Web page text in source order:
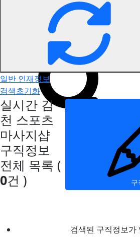
5. 아로마구인
김천 스포츠마사지 구직정보
일반 인재정보
검색초기화
실시간 김
천 스포츠
마사지샵
구직정보
전체 목록 (
0건 ) 구
검색된 구직정보가